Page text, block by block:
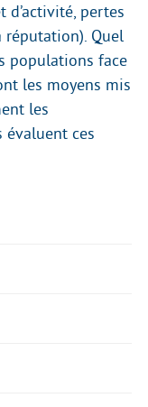
pertes
réputation). Quel
populations face
les moyens mis
les
ces